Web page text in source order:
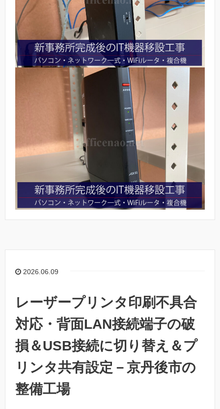
2026.06.09
レーザープリンタ印刷不具合
対応・背面LAN接続端子の破
損＆USB接続に切り替え＆プ
リンタ共有設定－京丹後市の
整備工場